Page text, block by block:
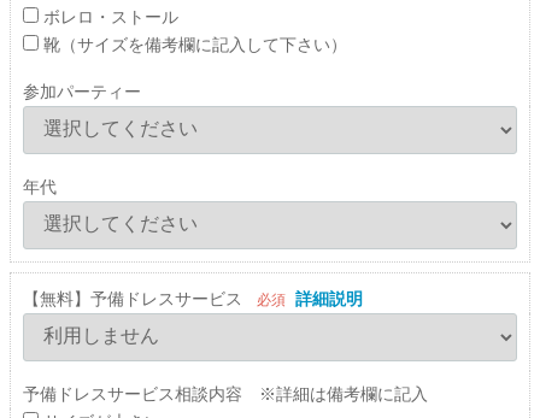
ボレロ・ストール
靴（サイズを備考欄に記入して下さい）
参加パーティー
年代
【無料】予備ドレスサービス 必須 詳細説明
予備ドレスサービス相談内容 ※詳細は備考欄に記入